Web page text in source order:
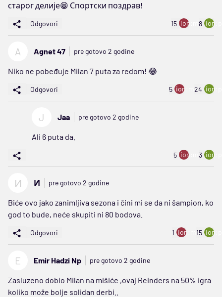
старог делије😁 Спортски поздрав!
Odgovori 15 ion:minus
8
A Agnet 47 pre gotovo 2 godine
Niko ne pobeđuje Milan 7 puta za redom! 😂
Odgovori 5 ion:minus
24
J Jaa pre gotovo 2 godine
Ali 6 puta da.
5 ion:minus
3
И И pre gotovo 2 godine
Biće ovo jako zanimljiva sezona i čini mi se da ni šampion, ko
god to bude, neće skupiti ni 80 bodova.
Odgovori 1 ion:minus
15
E Emir Hadzi Np pre gotovo 2 godine
Zasluzeno dobio Milan na mišiće ,ovaj Reinders na 50% igra
koliko može bolje solidan derbi..